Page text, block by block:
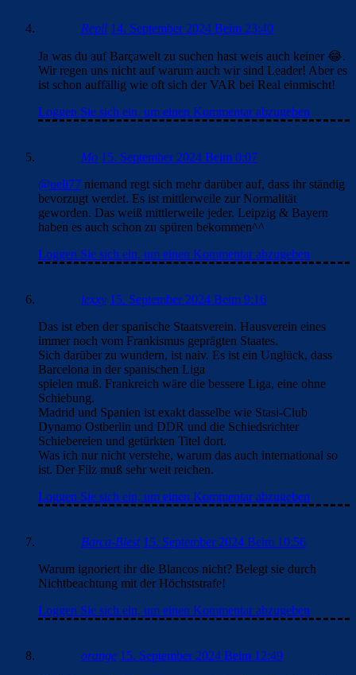
Repli 14. September 2024 Beim 23:40
Ja was du auf Barçawelt zu suchen hast weis auch keiner 😂.
Wir regen uns nicht auf warum auch wir sind Leader! Aber es
ist schon auffällig wie oft sich der VAR bei Real einmischt!
Loggen Sie sich ein, um einen Kommentar abzugeben
Mo 15. September 2024 Beim 0:07
@ueli77 niemand regt sich mehr darüber auf, dass ihr ständig
bevorzugt werdet. Es ist mittlerweile zur Normalität
geworden. Das weiß mittlerweile jeder. Leipzig & Bayern
haben es auch schon zu spüren bekommen^^
Loggen Sie sich ein, um einen Kommentar abzugeben
lexxy 15. September 2024 Beim 9:16
Das ist eben der spanische Staatsverein. Hausverein eines
immer noch vom Frankismus geprägten Staates.
Sich darüber zu wundern, ist naiv. Es ist ein Unglück, dass
Barcelona in der spanischen Liga
spielen muß. Frankreich wäre die bessere Liga, eine ohne
Schiebung.
Madrid und Spanien ist exakt dasselbe wie Stasi-Club
Dynamo Ostberlin und DDR und die Schiedsrichter
Schiebereien und getürkten Titel dort.
Was ich nur nicht verstehe, warum das auch international so
ist. Der Filz muß sehr weit reichen.
Loggen Sie sich ein, um einen Kommentar abzugeben
Barca-Biest 15. September 2024 Beim 10:56
Warum ignoriert ihr die Blancos nicht? Belegt sie durch
Nichtbeachtung mit der Höchststrafe!
Loggen Sie sich ein, um einen Kommentar abzugeben
orange 15. September 2024 Beim 12:49